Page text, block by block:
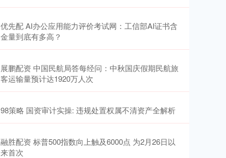
优先配 AI办公应用能力评价考试网：工信部AI证书含
金量到底有多高？
展鹏配资 中国民航局答每经问：中秋国庆假期民航旅
客运输量预计达1920万人次
98策略 国资审计实操: 违规处置权属不清资产全解析
融胜配资 标普500指数向上触及6000点 为2月26日以
来首次